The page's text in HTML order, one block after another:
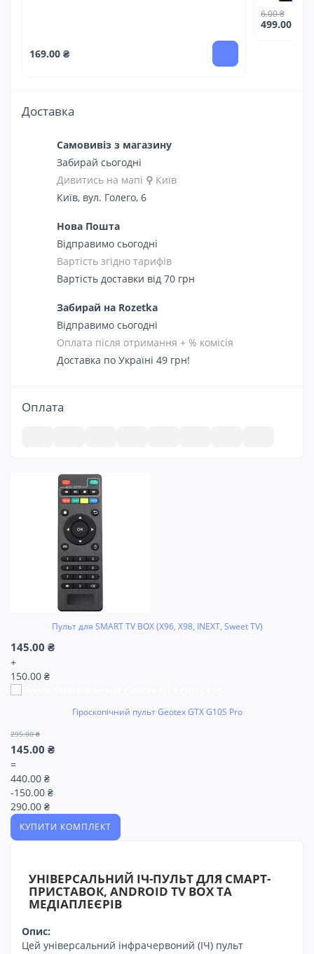
169.00 ₴
6.00 ₴
499.00 ₴
Доставка
Самовивіз з магазину
Забирай сьогодні
Дивитись на мапі ⚲ Київ
Київ, вул. Голего, 6
Нова Пошта
Відправимо сьогодні
Вартість згідно тарифів
Вартість доставки від 70 грн
Забирай на Rozetka
Відправимо сьогодні
Оплата після отримання + % комісія
Доставка по Україні 49 грн!
Оплата
Пульт для SMART TV BOX (X96, X98, INEXT, Sweet TV)
145.00 ₴
+
150.00 ₴
Гіроскопічний пульт Geotex GTX G10S Pro
295.00 ₴
145.00 ₴
=
440.00 ₴
-150.00 ₴
290.00 ₴
КУПИТИ КОМПЛЕКТ
УНІВЕРСАЛЬНИЙ ІЧ-ПУЛЬТ ДЛЯ СМАРТ-
ПРИСТАВОК, ANDROID TV BOX ТА
МЕДІАПЛЕЄРІВ
Опис:
Цей універсальний інфрачервоний (ІЧ) пульт